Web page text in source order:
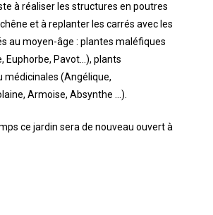
à réaliser les structures en poutres
et à replanter les carrés avec les
au moyen-âge : plantes maléfiques
Euphorbe, Pavot…), plants
médicinales (Angélique,
Armoise, Absynthe …).
ce jardin sera de nouveau ouvert à